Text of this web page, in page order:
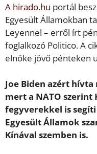
A hirado.hu portál
Egyesült Államokban
Leyennel – erről írt
foglalkozó Politico. A
elnöke jövő pénteken
Joe Biden azért
mert a NATO
fegyverekkel is
Egyesült Államok
Kínával szemben is.